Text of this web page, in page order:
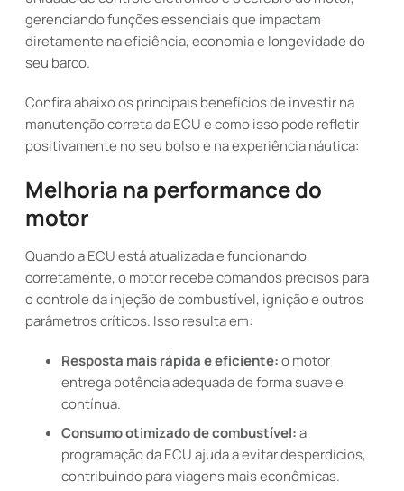
gerenciando funções essenciais que impactam
diretamente na eficiência, economia e longevidade do
seu barco.
Confira abaixo os principais benefícios de investir na
manutenção correta da ECU e como isso pode refletir
positivamente no seu bolso e na experiência náutica:
Melhoria na performance do
motor
Quando a ECU está atualizada e funcionando
corretamente, o motor recebe comandos precisos para
o controle da injeção de combustível, ignição e outros
parâmetros críticos. Isso resulta em:
Resposta mais rápida e eficiente:o motor
entrega potência adequada de forma suave e
contínua.
Consumo otimizado de combustível:a
programação da ECU ajuda a evitar desperdícios,
contribuindo para viagens mais econômicas.